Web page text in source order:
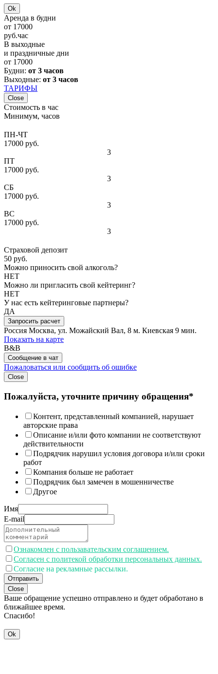
Ok
Аренда в будни
от 17000
руб.час
В выходные
и праздничные дни
от 17000
Будни: от 3 часов
Выходные: от 3 часов
ТАРИФЫ
Close
Стоимость в час
Минимум, часов
ПН-ЧТ
17000 руб.
3
ПТ
17000 руб.
3
СБ
17000 руб.
3
ВС
17000 руб.
3
Страховой депозит
50 руб.
Можно приносить свой алкоголь?
НЕТ
Можно ли пригласить свой кейтеринг?
НЕТ
У нас есть кейтеринговые партнеры?
ДА
Запросить расчет
Россия Москва, ул. Можайский Вал, 8 м. Киевская 9 мин.
Показать на карте
B&B
Сообщение в чат
Пожаловаться или сообщить об ошибке
Close
Пожалуйста, уточните причину обращения*
Контент, представленный компанией, нарушает
авторские права
Описание и/или фото компании не соответствуют
действительности
Подрядчик нарушил условия договора и/или сроки
работ
Компания больше не работает
Подрядчик был замечен в мошенничестве
Другое
Имя
E-mail
Ознакомлен с пользавательским соглашением.
Согласен с политекой обработки персональных данных.
Согласие на рекламные рассылки.
Отправить
Close
Ваше обращение успешно отправлено и будет обработано в
ближайшее время.
Спасибо!
Ok